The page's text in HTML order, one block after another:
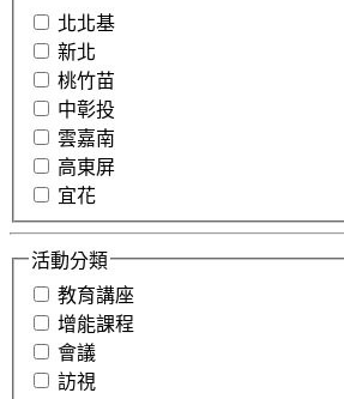
北北基
新北
桃竹苗
中彰投
雲嘉南
高東屏
宜花
活動分類
教育講座
增能課程
會議
訪視